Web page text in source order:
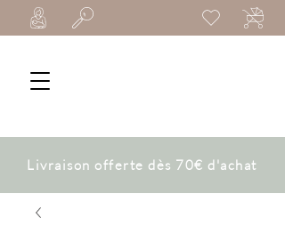
Livraison offerte dès 70€ d'achat